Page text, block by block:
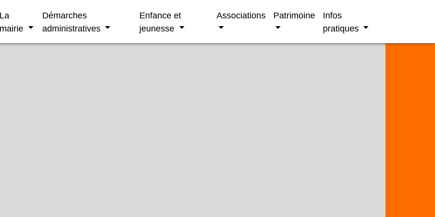
La
mairie
Démarches
administratives
Enfance et
jeunesse
Associations Patrimoine
Infos
pratiques